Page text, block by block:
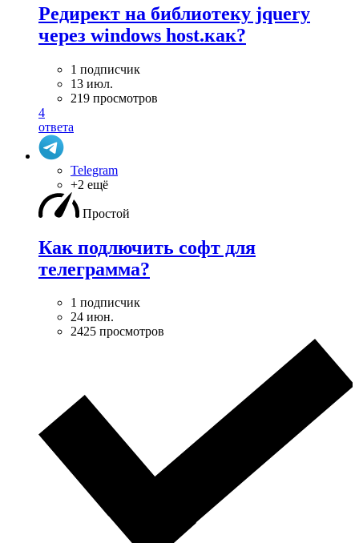
Редирект на библиотеку jquery
через windows host.как?
1 подписчик
13 июл.
219 просмотров
4
ответа
Telegram
+2 ещё
Простой
Как подлючить софт для
телеграмма?
1 подписчик
24 июн.
2425 просмотров